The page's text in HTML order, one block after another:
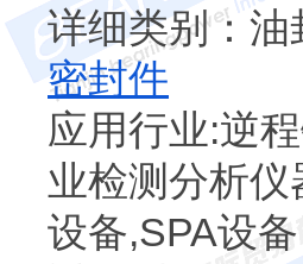
详细类别：
密封件
应用行业:逆
业检测分析
设备,SPA设备